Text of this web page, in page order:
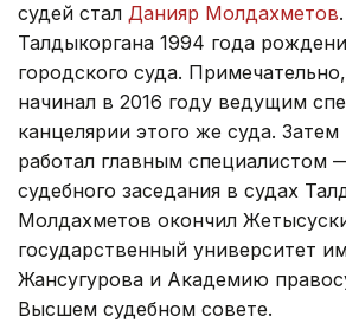
судей стал Данияр Молдахметов
Талдыкоргана 1994 года
городского суда.
начинал в 2016 году ведущим
канцелярии этого же суда. Затем
работал главным специалистом
судебного заседания в судах
Молдахметов окончил
государственный университет
Жансугурова и Академию
Высшем судебном совете.